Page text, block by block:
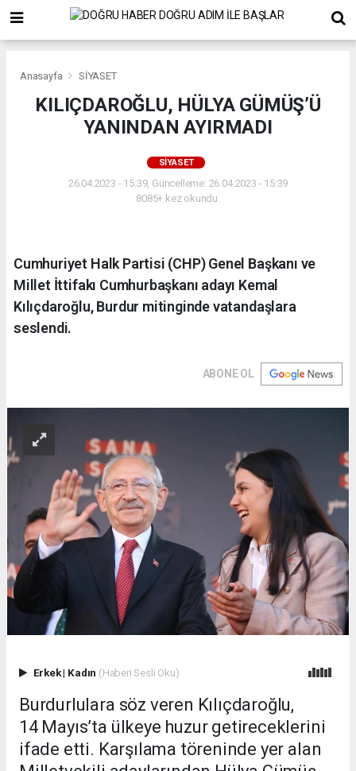
Anasayfa SİYASET
KILIÇDAROĞLU, HÜLYA GÜMÜŞ’Ü
YANINDAN AYIRMADI
SİYASET
26.04.2023 - 15:39, Güncelleme: 26.04.2023 - 15:39
8085+ kez okundu.
Cumhuriyet Halk Partisi (CHP) Genel Başkanı ve
Millet İttifakı Cumhurbaşkanı adayı Kemal
Kılıçdaroğlu, Burdur mitinginde vatandaşlara
seslendi.
ABONE OL
Erkek| Kadın (Haberi Sesli Oku)
Burdurlulara söz veren Kılıçdaroğlu,
14 Mayıs’ta ülkeye huzur getireceklerini
ifade etti. Karşılama töreninde yer alan